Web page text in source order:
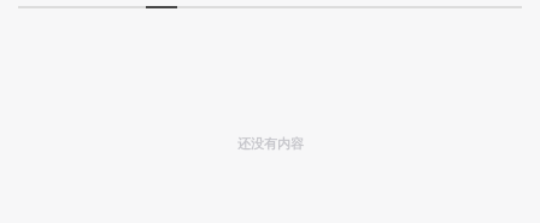
还没有内容